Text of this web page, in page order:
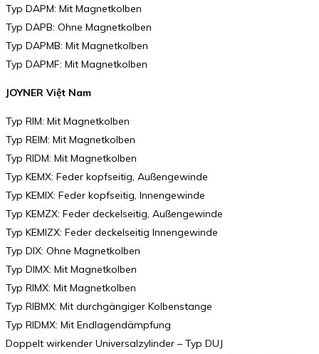
Typ DAPM: Mit Magnetkolben
Typ DAPB: Ohne Magnetkolben
Typ DAPMB: Mit Magnetkolben
Typ DAPMF: Mit Magnetkolben
JOYNER Việt Nam
Typ RIM: Mit Magnetkolben
Typ REIM: Mit Magnetkolben
Typ RIDM: Mit Magnetkolben
Typ KEMX: Feder kopfseitig, Außengewinde
Typ KEMIX: Feder kopfseitig, Innengewinde
Typ KEMZX: Feder deckelseitig, Außengewinde
Typ KEMIZX: Feder deckelseitig Innengewinde
Typ DIX: Ohne Magnetkolben
Typ DIMX: Mit Magnetkolben
Typ RIMX: Mit Magnetkolben
Typ RIBMX: Mit durchgängiger Kolbenstange
Typ RIDMX: Mit Endlagendämpfung
Doppelt wirkender Universalzylinder – Typ DUJ